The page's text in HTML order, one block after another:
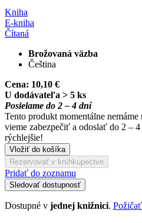
Kniha
E-kniha
Čítaná
Brožovaná väzba
Čeština
Cena: 10,10 €
U dodávateľa > 5 ks
Posielame do 2 – 4 dní
Tento produkt momentálne
vieme zabezpečiť a odoslať do 2 –
rýchlejšie!
Vložiť do košíka
Rezervovať v kníhkupectve
Pridať do zoznamu
Sledovať dostupnosť
Dostupné v jednej knižnici.